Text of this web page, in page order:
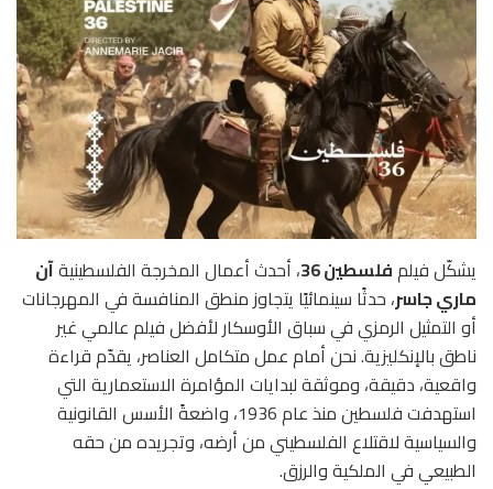
يشكّل فيلمفلسطين 36 ، أحدث أعمال المخرجة الفلسطينيةآن
ماري جاسر، حدثًا سينمائيًا يتجاوز منطق المنافسة في المهرجانات
أو التمثيل الرمزي في سباق الأوسكار لأفضل فيلم عالمي غير
ناطق بالإنكليزية. نحن أمام عمل متكامل العناصر، يقدّم قراءة
واقعية، دقيقة، وموثقة لبدايات المؤامرة الاستعمارية التي
استهدفت فلسطين منذ عام 1936، واضعةً الأسس القانونية
والسياسية لاقتلاع الفلسطيني من أرضه، وتجريده من حقه
الطبيعي في الملكية والرزق.